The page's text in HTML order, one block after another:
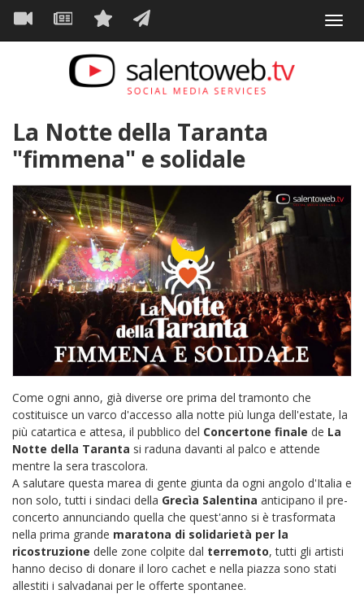
Salta
contenuto
Navigazione
principale
La Notte della Taranta
"fimmena" e solidale
Come ogni anno, già diverse ore prima del tramonto che
costituisce un varco d'accesso alla notte più lunga dell'estate, la
più catartica e attesa, il pubblico del Concertone finale de La
Notte della Taranta si raduna davanti al palco e attende
mentre la sera trascolora.
A salutare questa marea di gente giunta da ogni angolo d'Italia e
non solo, tutti i sindaci della Grecìa Salentina anticipano il pre-
concerto annunciando quella che quest'anno si è trasformata
nella prima grande maratona di solidarietà per la
ricostruzione delle zone colpite dal terremoto, tutti gli artisti
hanno deciso di donare il loro cachet e nella piazza sono stati
allestiti i salvadanai per le offerte spontanee.